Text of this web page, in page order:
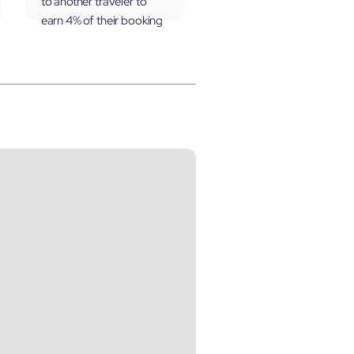
earn 4% of their booking